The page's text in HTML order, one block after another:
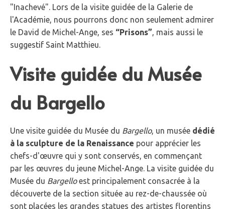
"Inachevé". Lors de la visite guidée de la Galerie de
l'Académie, nous pourrons donc non seulement admirer
le David de Michel-Ange, ses “Prisons”, mais aussi le
suggestif Saint Matthieu.
Visite guidée du Musée
du Bargello
Une visite guidée du Musée du Bargello, un musée dédié
à la sculpture de la Renaissance pour apprécier les
chefs-d'œuvre qui y sont conservés, en commençant
par les œuvres du jeune Michel-Ange. La visite guidée du
Musée du Bargelloest principalement consacrée à la
découverte de la section située au rez-de-chaussée où
sont placées les grandes statues des artistes florentins